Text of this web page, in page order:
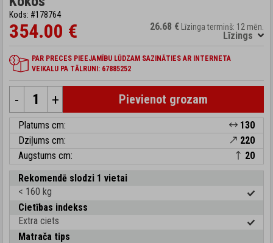
Kods: #178764
354.00 € 26.68 € Līzinga termiņš: 12 mēn.
Līzings
PAR PRECES PIEEJAMĪBU LŪDZAM SAZINĀTIES AR INTERNETA
VEIKALU PA TĀLRUNI: 67885252
- + Pievienot grozam
Platums cm:
130
Dziļums cm:
220
Augstums cm:
20
Rekomendē slodzi 1 vietai
< 160 kg
Cietības indekss
Extra ciets
Matrača tips